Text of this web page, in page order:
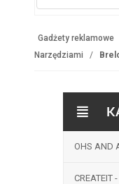
Gadżety reklamowe
Narzędziami
OHS AND
CREATEIT